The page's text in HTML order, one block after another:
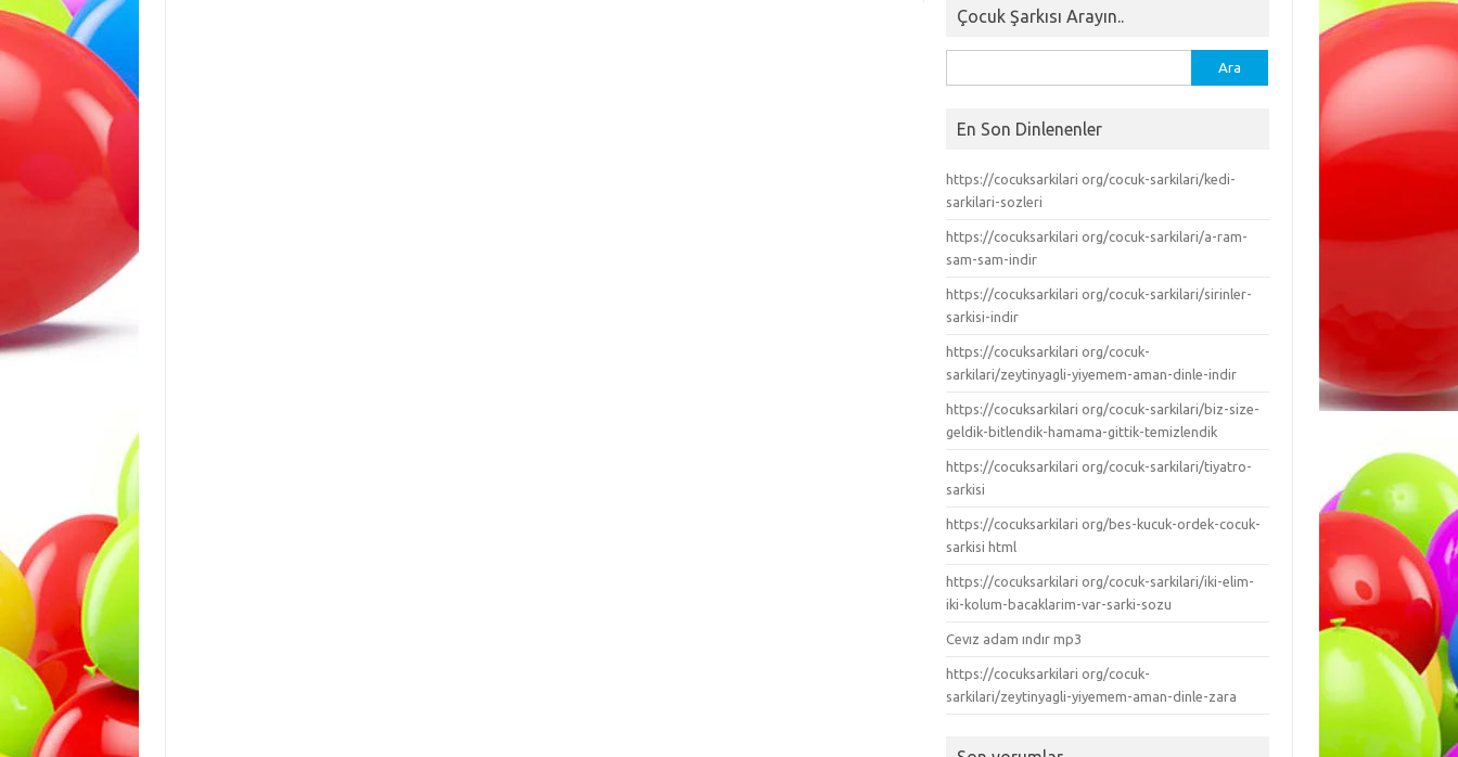
Çocuk Şarkısı Arayın..
En Son Dinlenenler
https://cocuksarkilari org/cocuk-sarkilari/kedi-
sarkilari-sozleri
https://cocuksarkilari org/cocuk-sarkilari/a-ram-
sam-sam-indir
https://cocuksarkilari org/cocuk-sarkilari/sirinler-
sarkisi-indir
https://cocuksarkilari org/cocuk-
sarkilari/zeytinyagli-yiyemem-aman-dinle-indir
https://cocuksarkilari org/cocuk-sarkilari/biz-size-
geldik-bitlendik-hamama-gittik-temizlendik
https://cocuksarkilari org/cocuk-sarkilari/tiyatro-
sarkisi
https://cocuksarkilari org/bes-kucuk-ordek-cocuk-
sarkisi html
https://cocuksarkilari org/cocuk-sarkilari/iki-elim-
iki-kolum-bacaklarim-var-sarki-sozu
Cevız adam ındır mp3
https://cocuksarkilari org/cocuk-
sarkilari/zeytinyagli-yiyemem-aman-dinle-zara